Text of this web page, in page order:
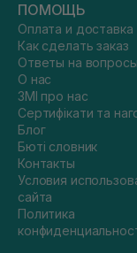
ПОМОЩЬ
Оплата и доставка
Как сделать заказ
Ответы на вопросы
О нас
ЗМІ про нас
Сертифікати та
Блог
Бюті словник
Контакты
Условия
сайта
Политика